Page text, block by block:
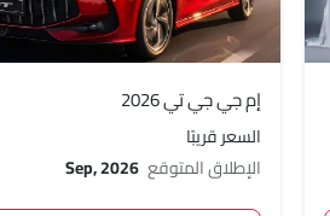
إم جي جي تي 2026
السعر قريبًا
الإطلاق المتوقع Sep, 2026